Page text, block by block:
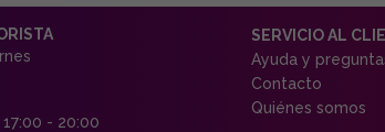
- 20:00
SERVICIO AL
Ayuda y
Contacto
Quiénes somos